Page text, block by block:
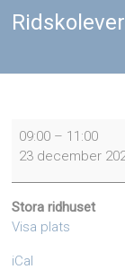
Ridskoleverksamhet
stora
09:00 – 11:00
23 december
Stora ridhuset
Visa plats
iCal